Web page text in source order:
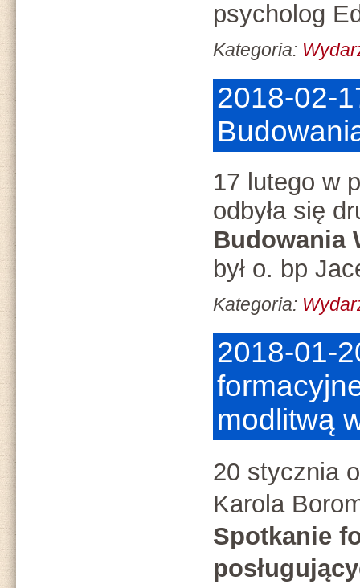
psycholog
Kategoria:
2018-02-
17 lutego w
odbyła się
Budowania
był o. bp
Kategoria:
2018-01-
modlitwą
20 stycznia
Karola
Spotkanie